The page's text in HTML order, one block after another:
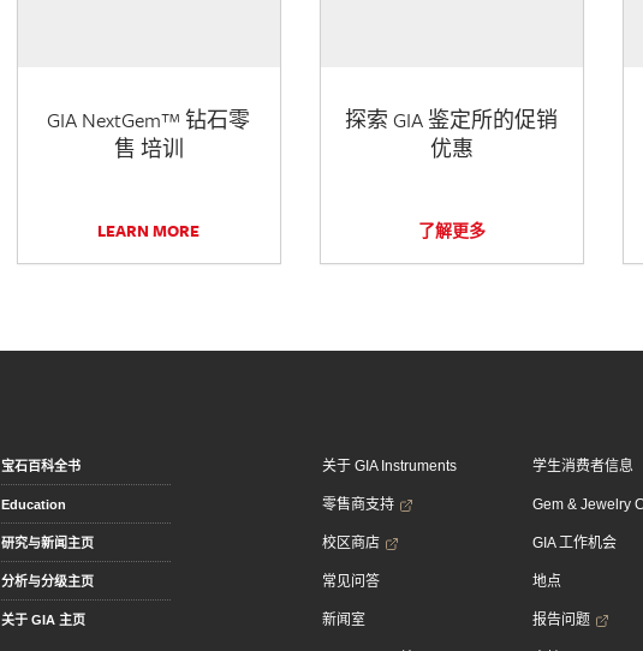
GIA NextGem™ 钻石零
售 培训
LEARN MORE
探索 GIA 鉴定所的促销
优惠
了解更多
宝石百科全书
Education
研究与新闻主页
分析与分级主页
关于 GIA 主页
关于 GIA Instruments
零售商支持
校区商店
常见问答
新闻室
学生消费者信息
Gem & Jewelry
GIA 工作机会
地点
报告问题